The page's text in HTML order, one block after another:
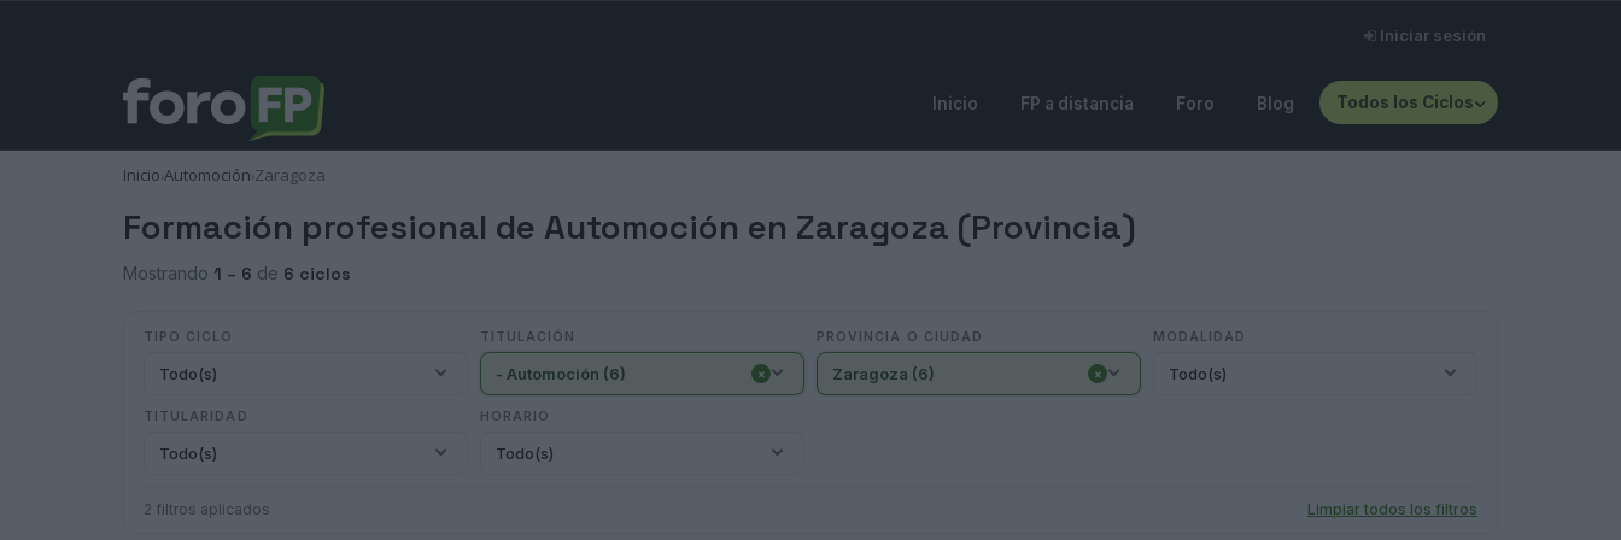
Iniciar sesión
Inicio FP a distancia Foro Blog Todos los Ciclos
Inicio›Automoción›Zaragoza
Formación profesional de Automoción en Zaragoza (Provincia)
Mostrando 1 – 6 de 6 ciclos
TIPO CICLO
Todo(s)
TITULACIÓN
- Automoción (6) ×
PROVINCIA O CIUDAD
Zaragoza (6) ×
MODALIDAD
Todo(s)
TITULARIDAD
Todo(s)
HORARIO
Todo(s)
2 filtros aplicados Limpiar todos los filtros